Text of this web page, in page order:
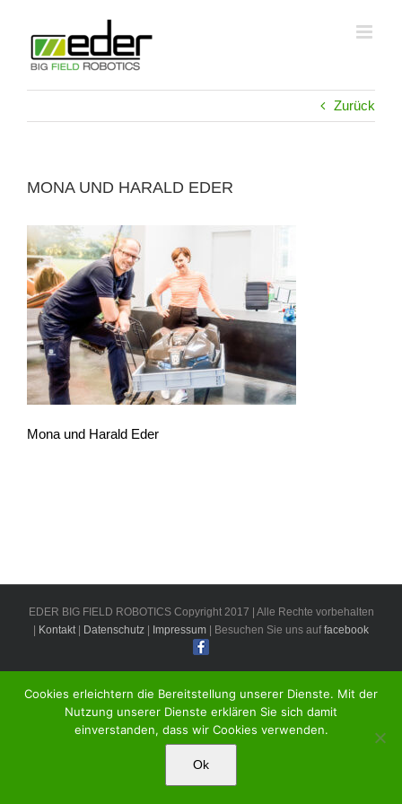
springen
Zurück
MONA UND HARALD EDER
Mona und Harald Eder
EDER BIG FIELD ROBOTICS Copyright 2017 | Alle Rechte vorbehalten
Kontakt| Datenschutz Impressum | Besuchen Sie uns auffacebook
Cookies erleichtern die Bereitstellung unserer Dienste. Mit der
Nutzung unserer Dienste erklären Sie sich damit
einverstanden, dass wir Cookies verwenden.
Ok